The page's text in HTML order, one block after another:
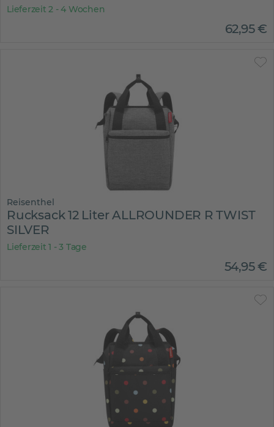
Lieferzeit 2 - 4 Wochen
62,95€
Reisenthel
Rucksack 12 Liter ALLROUNDER R TWIST
SILVER
Lieferzeit 1 - 3 Tage
54,95€